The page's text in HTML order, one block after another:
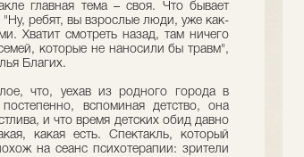
главная тема – своя. Что бывает
ребят, вы взрослые люди, уже как-
Хватит смотреть назад, там ничего
которые не наносили бы травм",
Благих.
что, уехав из родного города в
вспоминая детство, она
и что время детских обид давно
какая есть. Спектакль, который
на сеанс психотерапии: зрители